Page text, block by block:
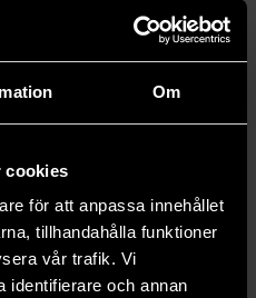
Om
cookies
för att anpassa innehållet
tillhandahålla funktioner
vår trafik. Vi
identifierare och annan
Skicka
1